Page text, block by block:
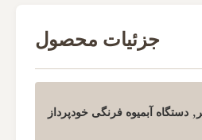
جزئیات محصول
, دستگاه آبمیوه فرنگی خودپرداز